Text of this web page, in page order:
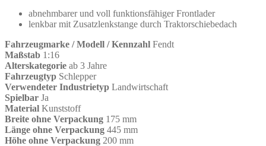
abnehmbarer und voll funktionsfähiger Frontlader
lenkbar mit Zusatzlenkstange durch Traktorschiebedach
Fahrzeugmarke / Modell / Kennzahl Fendt
Maßstab 1:16
Alterskategorie ab 3 Jahre
Fahrzeugtyp Schlepper
Verwendeter Industrietyp Landwirtschaft
Spielbar Ja
Material Kunststoff
Breite ohne Verpackung 175 mm
Länge ohne Verpackung 445 mm
Höhe ohne Verpackung 200 mm